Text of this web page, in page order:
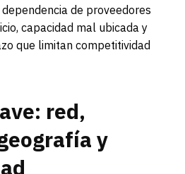
de proveedores
capacidad mal ubicada y
que limitan competitividad
red,
y